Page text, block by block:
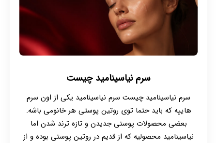
سرم نیاسینامید چیست
سرم نیاسینامید چیست سرم نیاسینامید یکی از اون سرم
هاییه که باید حتما توی روتین پوستی هر خانومی باشه.
بعضی محصولات پوستی جدیدن و تازه ترند شدن اما
نیاسینامید محصولیه که از قدیم در روتین پوستی بوده و از